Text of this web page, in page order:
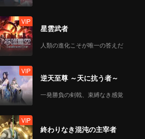
脱口秀大会-第四季》
EP06下集 第一版.mp4
《脱口秀大会-第四季》
EP07上集 第二版.mp4
《脱口秀大会-第四季》
VIP
星雲武者
人類の進化こそが唯一の答えだ
VIP
逆天至尊 ～天に抗う者～
一発勝負の剣戟、束縛なき感覚
VIP
終わりなき混沌の主宰者